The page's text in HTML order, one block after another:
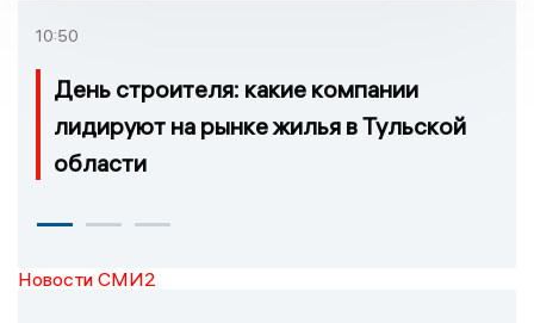
10:50
День строителя: какие компании
лидируют на рынке жилья в Тульской
области
Новости СМИ2